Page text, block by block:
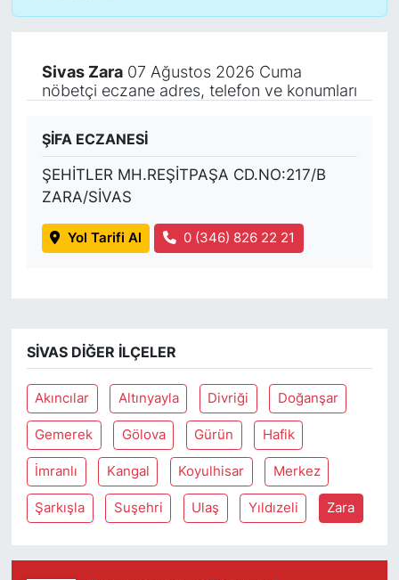
Sivas Zara07 Ağustos 2026 Cuma
nöbetçi eczane adres, telefon ve konumları
ŞİFA ECZANESİ
ŞEHİTLER MH.REŞİTPAŞA CD.NO:217/B
ZARA/SİVAS
Yol Tarifi Al 0 (346) 826 22 21
SIVAS DIĞER İLÇELER
Akıncılar Altınyayla Divriği Doğanşar
Gemerek Gölova Gürün Hafik
İmranlı Kangal Koyulhisar Merkez
Şarkışla Suşehri Ulaş Yıldızeli Zara